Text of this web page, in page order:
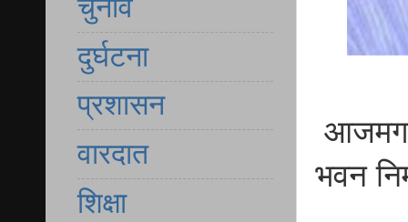
भवन
चुनाव
दुर्घटना
प्रशासन
वारदात
शिक्षा